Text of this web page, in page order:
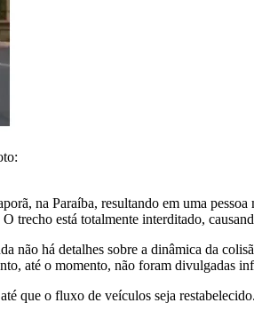
na Paraíba, resultando em uma
está totalmente interditado,
há detalhes sobre a dinâmica da
até o momento, não foram divulgadas
o fluxo de veículos seja